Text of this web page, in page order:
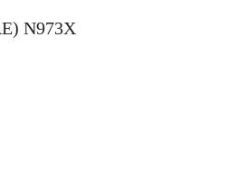
N973X